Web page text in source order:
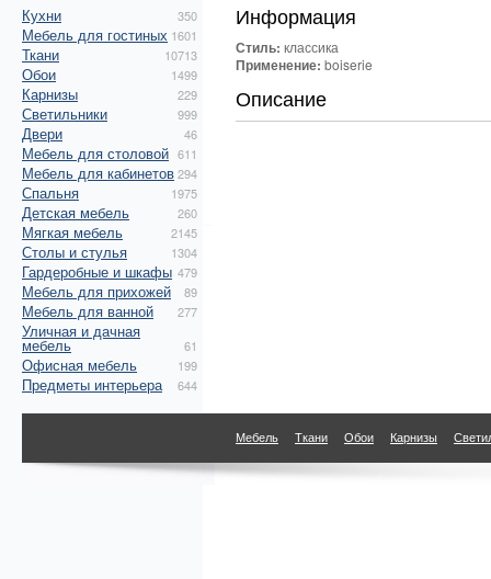
Кухни 350
Мебель для гостиных 1601
Ткани 10713
Обои 1499
Карнизы 229
Светильники 999
Двери 46
Мебель для столовой 611
Мебель для кабинетов294
Спальня 1975
Детская мебель 260
Мягкая мебель 2145
Столы и стулья 1304
Гардеробные и шкафы 479
Мебель для прихожей 89
Мебель для ванной 277
Уличная и дачная
мебель 61
Офисная мебель 199
Предметы интерьера 644
Информация
Стиль: классика
Применение: boiserie
Описание
Мебель Ткани Обои Карнизы